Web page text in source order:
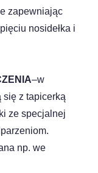
zapewniając
nosidełka i
–w
się z tapicerką
ze specjalnej
np. we